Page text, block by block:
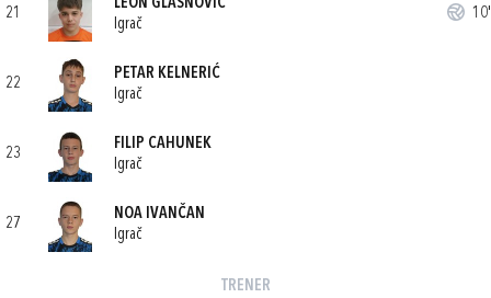
21
LEON GLASNOVIĆ
Igrač
10'
22
PETAR KELNERIĆ
Igrač
23
FILIP CAHUNEK
Igrač
27
NOA IVANČAN
Igrač
TRENER